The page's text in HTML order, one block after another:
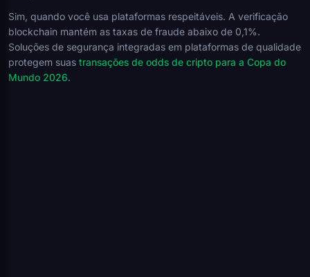
Sim, quando você usa plataformas respeitáveis. A verificação
blockchain mantém as taxas de fraude abaixo de 0,1%.
Soluções de segurança integradas em plataformas de qualidade
protegem suas transações de odds de cripto para a Copa do
Mundo 2026.